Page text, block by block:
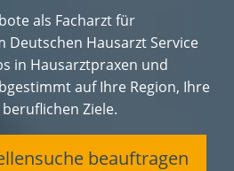
als Facharzt für
Deutschen Hausarzt Service
in Hausarztpraxen und
auf Ihre Region, Ihre
Ziele.
beauftragen